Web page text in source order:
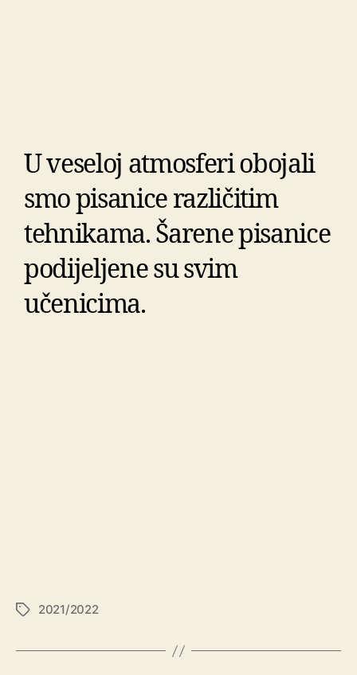
U veseloj atmosferi obojali
smo pisanice različitim
tehnikama. Šarene pisanice
podijeljene su svim
učenicima.
2021/2022